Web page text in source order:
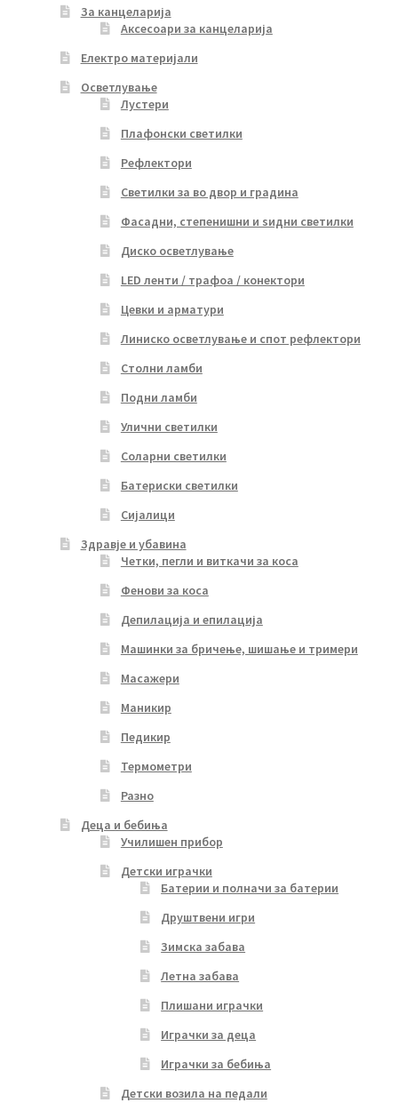
За канцеларија
Аксесоари за канцеларија
Електро материјали
Осветлување
Лустери
Плафонски светилки
Рефлектори
Светилки за во двор и градина
Фасадни, степенишни и ѕидни светилки
Диско осветлување
LED ленти / трафоа / конектори
Цевки и арматури
Линиско осветлување и спот рефлектори
Столни ламби
Подни ламби
Улични светилки
Соларни светилки
Батериски светилки
Сијалици
Здравје и убавина
Четки, пегли и виткачи за коса
Фенови за коса
Депилација и епилација
Машинки за бричење, шишање и тримери
Масажери
Маникир
Педикир
Термометри
Разно
Деца и бебиња
Училишен прибор
Детски играчки
Батерии и полначи за батерии
Друштвени игри
Зимска забава
Летна забава
Плишани играчки
Играчки за деца
Играчки за бебиња
Детски возила на педали